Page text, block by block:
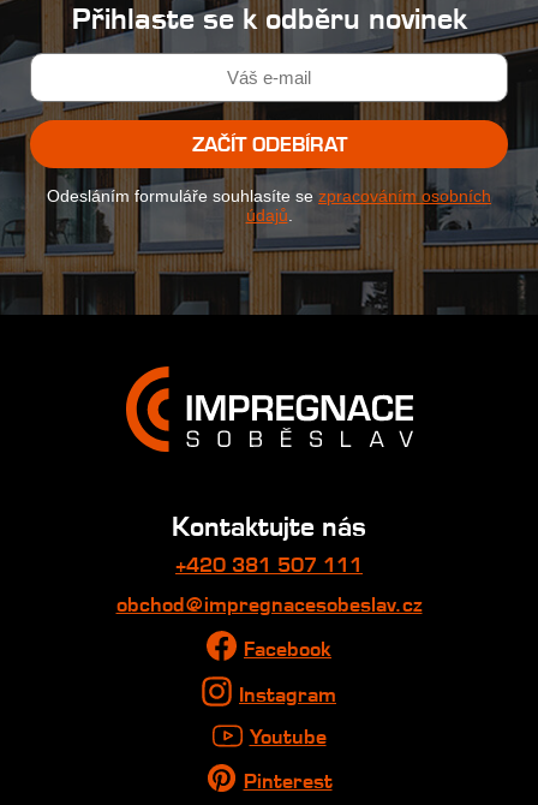
Přihlaste se k odběru novinek
ZAČÍT ODEBÍRAT
Odesláním formuláře souhlasíte se zpracováním osobních
údajů.
Kontaktujte nás
+420 381 507 111
obchod@impregnacesobeslav.cz
Facebook
Instagram
Youtube
Pinterest